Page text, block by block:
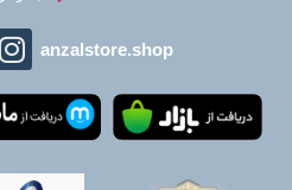
anzalstore.shop